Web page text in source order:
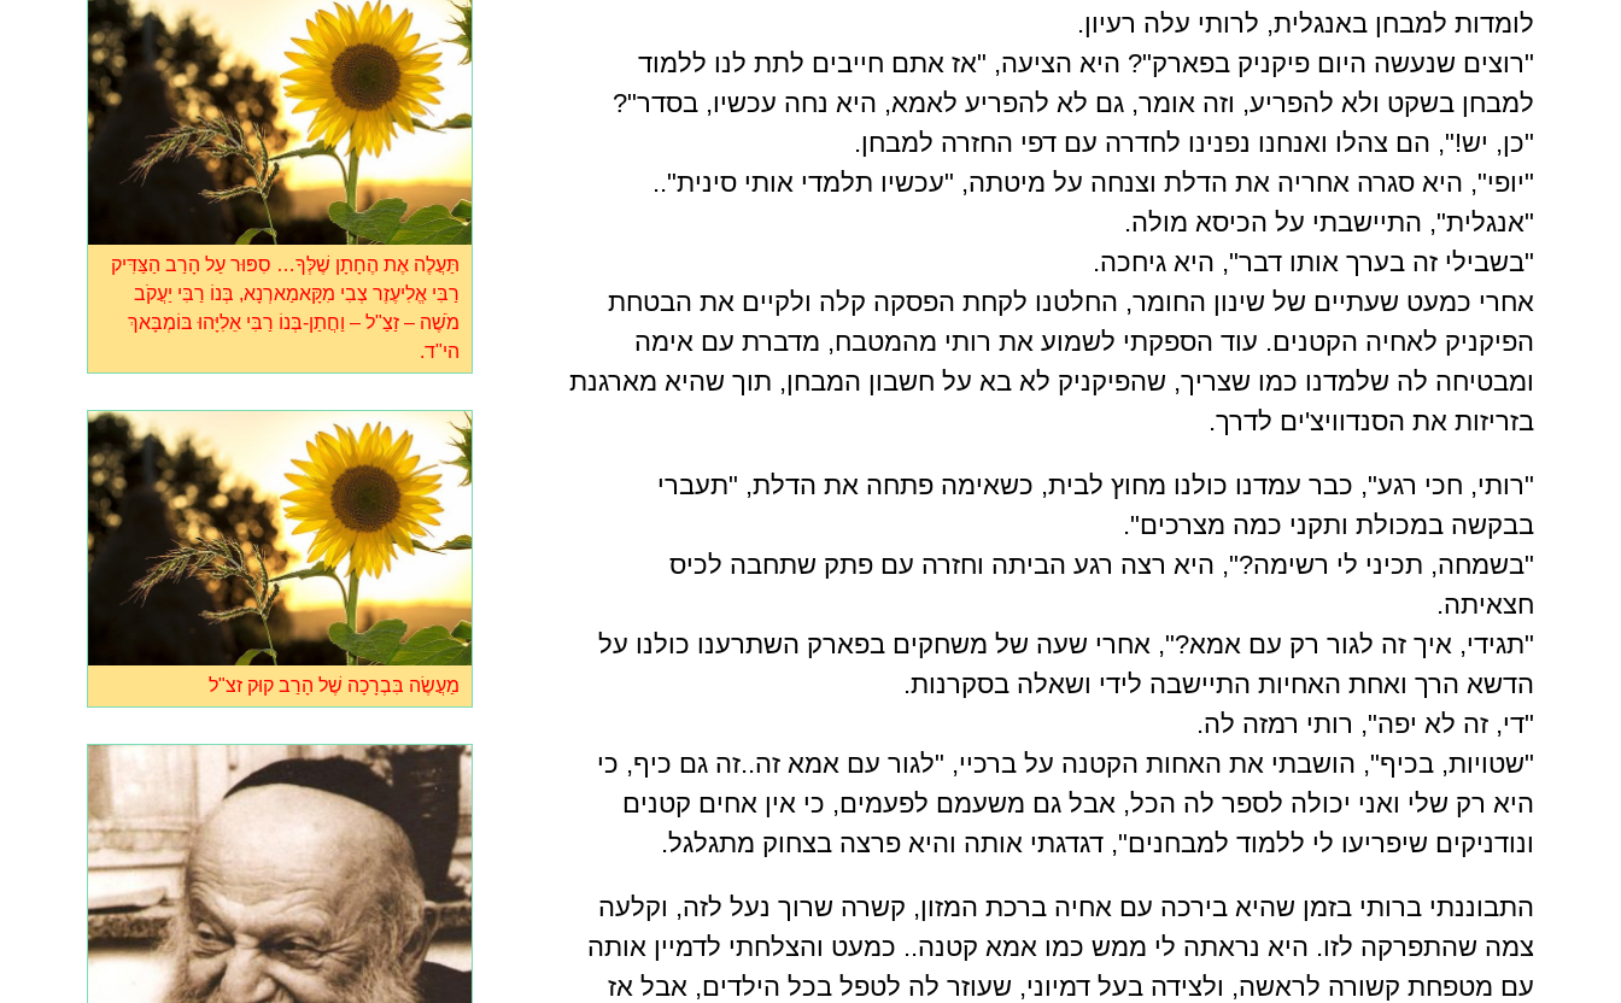
לומדות למבחן באנגלית, לרותי עלה רעיון.
"רוצים שנעשה היום פיקניק בפארק"? היא הציעה, "אז אתם חייבים לתת לנו ללמוד
למבחן בשקט ולא להפריע, וזה אומר, גם לא להפריע לאמא, היא נחה עכשיו, בסדר"?
"כן, יש!", הם צהלו ואנחנו נפנינו לחדרה עם דפי החזרה למבחן.
"יופי", היא סגרה אחריה את הדלת וצנחה על מיטתה, "עכשיו תלמדי אותי סינית"..
"אנגלית", התיישבתי על הכיסא מולה.
"בשבילי זה בערך אותו דבר", היא גיחכה.
אחרי כמעט שעתיים של שינון החומר, החלטנו לקחת הפסקה קלה ולקיים את הבטחת
הפיקניק לאחיה הקטנים. עוד הספקתי לשמוע את רותי מהמטבח, מדברת עם אימה
ומבטיחה לה שלמדנו כמו שצריך, שהפיקניק לא בא על חשבון המבחן, תוך שהיא מארגנת
בזריזות את הסנדוויצ'ים לדרך.
"רותי, חכי רגע", כבר עמדנו כולנו מחוץ לבית, כשאימה פתחה את הדלת, "תעברי
בבקשה במכולת ותקני כמה מצרכים".
"בשמחה, תכיני לי רשימה?", היא רצה רגע הביתה וחזרה עם פתק שתחבה לכיס
חצאיתה.
"תגידי, איך זה לגור רק עם אמא?", אחרי שעה של משחקים בפארק השתרענו כולנו על
הדשא הרך ואחת האחיות התיישבה לידי ושאלה בסקרנות.
"די, זה לא יפה", רותי רמזה לה.
"שטויות, בכיף", הושבתי את האחות הקטנה על ברכיי, "לגור עם אמא זה..זה גם כיף, כי
היא רק שלי ואני יכולה לספר לה הכל, אבל גם משעמם לפעמים, כי אין אחים קטנים
ונודניקים שיפריעו לי ללמוד למבחנים", דגדגתי אותה והיא פרצה בצחוק מתגלגל.
התבוננתי ברותי בזמן שהיא בירכה עם אחיה ברכת המזון, קשרה שרוך נעל לזה, וקלעה
צמה שהתפרקה לזו. היא נראתה לי ממש כמו אמא קטנה.. כמעט והצלחתי לדמיין אותה
עם מטפחת קשורה לראשה, ולצידה בעל דמיוני, שעוזר לה לטפל בכל הילדים, אבל אז
תַּעֲלֶה אֶת הֶחָתָן שֶׁלְּךָ… סִפּוּר עַל הָרַב הַצַּדִּיק
רַבִּי אֱלִיעֶזֶר צְבִי מִקָּאמַארְנָא, בְּנוֹ רַבִּי יַעֲקֹב
מֹשֶׁה – זַצַ"ל – וַחֲתַן-בְּנוֹ רַבִּי אֵלִיָּהוּ בּוֹמְבָּאךְ
הי"ד.
מַעֲשֶׂה בִּבְרָכָה שֶׁל הָרַב קוּק זצ"ל